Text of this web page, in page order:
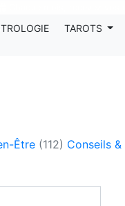
TAROTS
Être (112) Conseils